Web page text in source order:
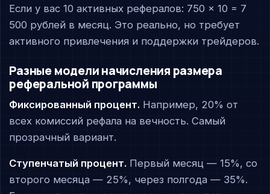
Если у вас 10 активных рефералов: 750 × 10 = 7
500 рублей в месяц. Это реально, но требует
активного привлечения и поддержки трейдеров.
Разные модели начисления размера
реферальной программы
Фиксированный процент. Например, 20% от
всех комиссий рефала на вечность. Самый
прозрачный вариант.
Ступенчатый процент. Первый месяц — 15%, со
второго месяца — 25%, через полгода — 35%.